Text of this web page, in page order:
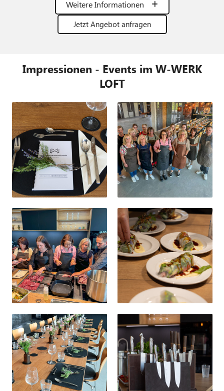
Weitere Informationen
Jetzt Angebot anfragen
Impressionen - Events im W-WERK
LOFT